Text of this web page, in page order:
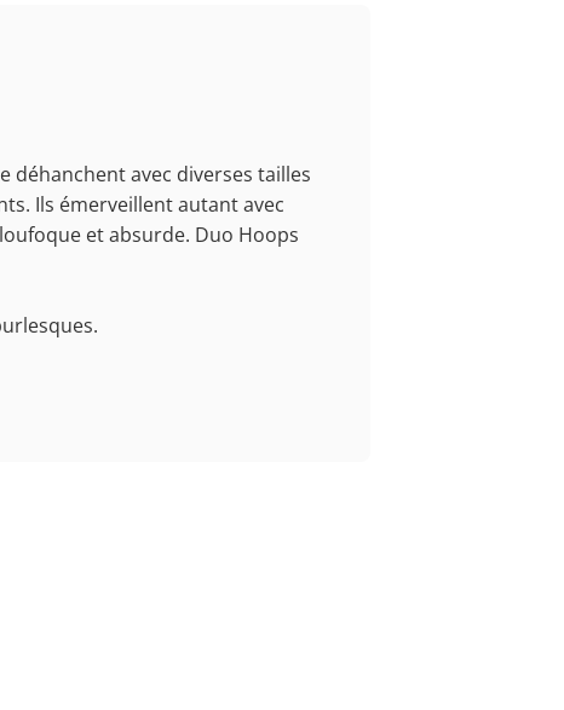
déhanchent avec diverses tailles
Ils émerveillent autant avec
et absurde. Duo Hoops